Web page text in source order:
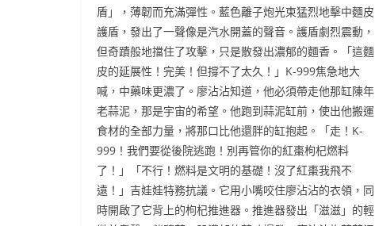
盾」，薄韌而充滿彈性。藍色離子炮光束猛烈地擊中麵皮
護盾，發出了一聲像是汽水開蓋的聲音。護盾劇烈震動，
但奇蹟般地擋住了攻擊，只是散發出濃郁的麵香。「這麵
皮的延展性！完美！但撐不了太久！」K-999焦急地大
喊，中藥味更濃了。廖沾沾知道，他必須帶走他那缸陳年
老蒜泥，那是宇宙的希望。他跑到蒜泥缸前，使出他搬運
食材的全部力量，將那口比他還胖的缸抱起。「走！K-
999！我們要從後院逃跑！別再管你的紅棗枸杞燃料
了！」「不行！燃料是文明的基礎！沒了紅棗我飛不
遠！」吉娃娃特務抗議。它用小嘴咬住廖沾沾的衣領，同
時開啟了它背上的枸杞推進器。推進器發出「滋滋」的輕